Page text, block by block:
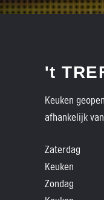
't
Keuken
afhankelijk
Zaterdag
Keuken
Zondag